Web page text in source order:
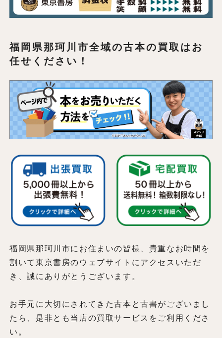
福岡県那珂川市全域の古本の買取はお
任せください！
福岡県那珂川市にお住まいの皆様、貴重なお時間を
割いて東京書房のウェブサイトにアクセスいただ
き、誠にありがとうございます。
お手元に大切にされてきた古本と古書がございまし
たら、是非とも当店の買取サービスをご利用くださ
い。